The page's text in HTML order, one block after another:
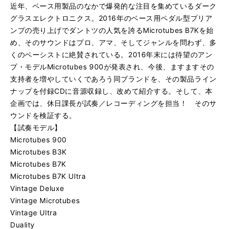
近年、ベース用製品のなかで爆発的な注目を集めているダーク
グラスエレクトロニクス。2016年のベース用ペダル型プリア
ンプの売り上げでダントツの人気を誇るMicrotubes B7Kを始
め、そのサウンドはプロ、アマ、そしてジャンルを問わず、多
くのベーシストに絶賛されている。2016年末には待望のアン
プ・モデルMicrotubes 900が発表され、今後、ますますその
支持者を増やしていくであろう同ブランドを、その製品ライン
ナップを付録CDに音源収録し、改めて紹介する。そして、本
企画では、休日課長が試奏／レコーディングを担当！ そのサ
ウンドを検証する。
【試奏モデル】
Microtubes 900
Microtubes B3K
Microtubes B7K
Microtubes B7K Ultra
Vintage Deluxe
Vintage Microtubes
Vintage Ultra
Duality